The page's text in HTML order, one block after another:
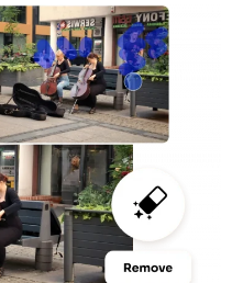
Control Veo 3.1
2.1 Master Hailuo 2.3